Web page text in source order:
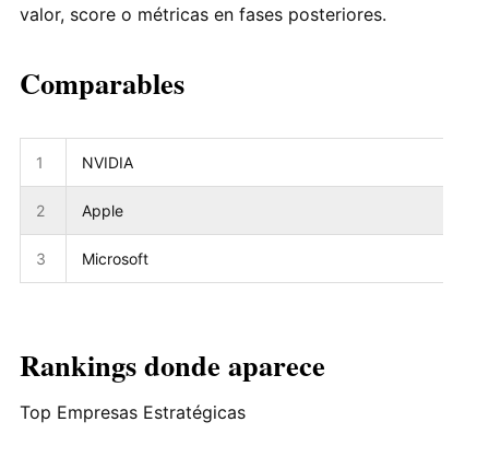
valor, score o métricas en fases posteriores.
Comparables
1 NVIDIA
2 Apple
3 Microsoft
Rankings donde aparece
Top Empresas Estratégicas